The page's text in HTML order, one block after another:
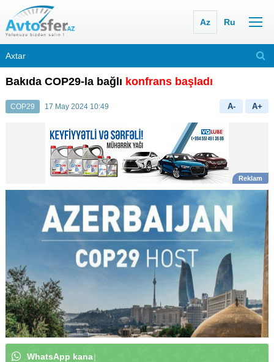
Az Ru
Bakıda COP29-la bağlı konfrans başladı
COP29 17 May 2024 10:49 A- A+
WhatsApp kanal